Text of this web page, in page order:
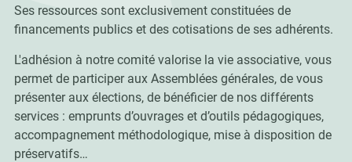
Ses ressources sont exclusivement constituées de
financements publics et des cotisations de ses adhérents.
L'adhésion à notre comité valorise la vie associative, vous
permet de participer aux Assemblées générales, de vous
présenter aux élections, de bénéficier de nos différents
services : emprunts d’ouvrages et d’outils pédagogiques,
accompagnement méthodologique, mise à disposition de
préservatifs…